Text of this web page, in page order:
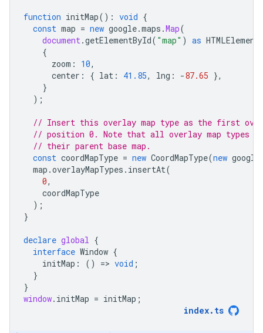
function initMap() : void {
const map = new google.maps .Map(
document.getElementById( "map" ) as HTMLElement
{
zoom : 10,
center : { lat : 41.85, lng : -87.65 },
}
);
// Insert this overlay map type as the first
// position 0. Note that all overlay map types
// their parent base map.
const coordMapType = new CoordMapType(new google
map .overlayMapTypes . insertAt(
0,
coordMapType
);
}
declare global {
interface Window {
initMap : () => void ;
}
}
window. initMap = initMap ;
index. ts